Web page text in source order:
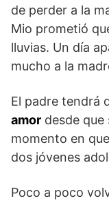
de perder a la
Mio prometió
lluvias. Un día
mucho a la
El padre tendrá
amor desde
momento en
dos jóvenes
Poco a poco